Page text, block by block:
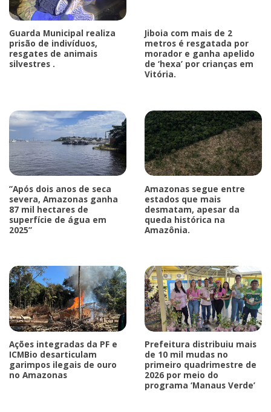
Guarda Municipal realiza
prisão de indivíduos,
resgates de animais
silvestres .
Jiboia com mais de 2
metros é resgatada por
morador e ganha apelido
de ‘hexa’ por crianças em
Vitória.
”Após dois anos de seca
severa, Amazonas ganha
87 mil hectares de
superfície de água em
2025”
Amazonas segue entre
estados que mais
desmatam, apesar da
queda histórica na
Amazônia.
Ações integradas da PF e
ICMBio desarticulam
garimpos ilegais de ouro
no Amazonas
Prefeitura distribuiu mais
de 10 mil mudas no
primeiro quadrimestre de
2026 por meio do
programa ‘Manaus Verde’